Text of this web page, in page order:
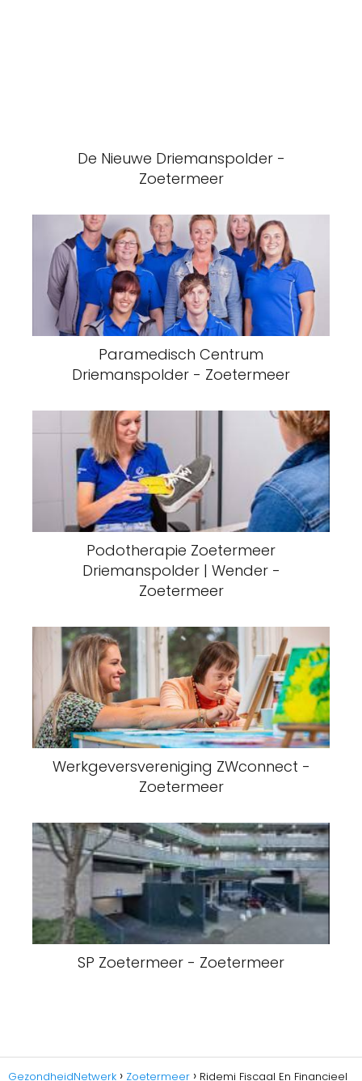
De Nieuwe Driemanspolder -
Zoetermeer
Paramedisch Centrum
Driemanspolder - Zoetermeer
Podotherapie Zoetermeer
Driemanspolder | Wender -
Zoetermeer
Werkgeversvereniging ZWconnect -
Zoetermeer
SP Zoetermeer - Zoetermeer
GezondheidNetwerk Zoetermeer Ridemi Fiscaal En Financieel